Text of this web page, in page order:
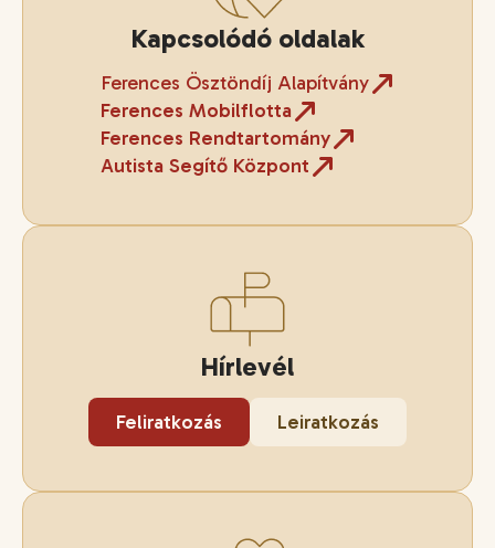
Kapcsolódó oldalak
Ferences Ösztöndíj Alapítvány
Ferences Mobilflotta
Ferences Rendtartomány
Autista Segítő Központ
Hírlevél
Feliratkozás Leiratkozás